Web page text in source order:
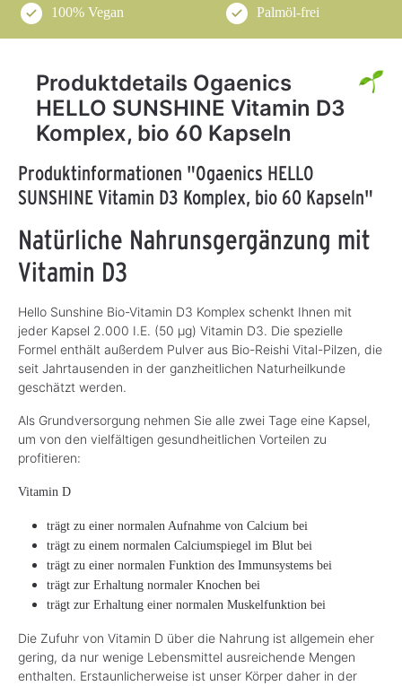
100% Vegan Palmöl-frei
Produktdetails Ogaenics
HELLO SUNSHINE Vitamin D3
Komplex, bio 60 Kapseln
Produktinformationen "Ogaenics HELLO
SUNSHINE Vitamin D3 Komplex, bio 60 Kapseln"
Natürliche Nahrunsgergänzung mit
Vitamin D3
Hello Sunshine Bio-Vitamin D3 Komplex schenkt Ihnen mit
jeder Kapsel 2.000 I.E. (50 µg) Vitamin D3. Die spezielle
Formel enthält außerdem Pulver aus Bio-Reishi Vital-Pilzen, die
seit Jahrtausenden in der ganzheitlichen Naturheilkunde
geschätzt werden.
Als Grundversorgung nehmen Sie alle zwei Tage eine Kapsel,
um von den vielfältigen gesundheitlichen Vorteilen zu
profitieren:
Vitamin D
trägt zu einer normalen Aufnahme von Calcium bei
trägt zu einem normalen Calciumspiegel im Blut bei
trägt zu einer normalen Funktion des Immunsystems bei
trägt zur Erhaltung normaler Knochen bei
trägt zur Erhaltung einer normalen Muskelfunktion bei
Die Zufuhr von Vitamin D über die Nahrung ist allgemein eher
gering, da nur wenige Lebensmittel ausreichende Mengen
enthalten. Erstaunlicherweise ist unser Körper daher in der